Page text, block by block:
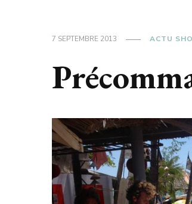
7 SEPTEMBRE 2013 ACTU